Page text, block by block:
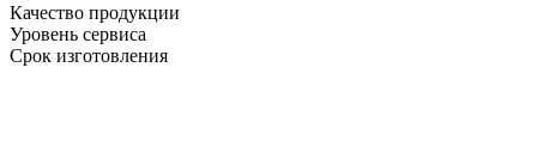
Качество продукции
Уровень сервиса
Срок изготовления